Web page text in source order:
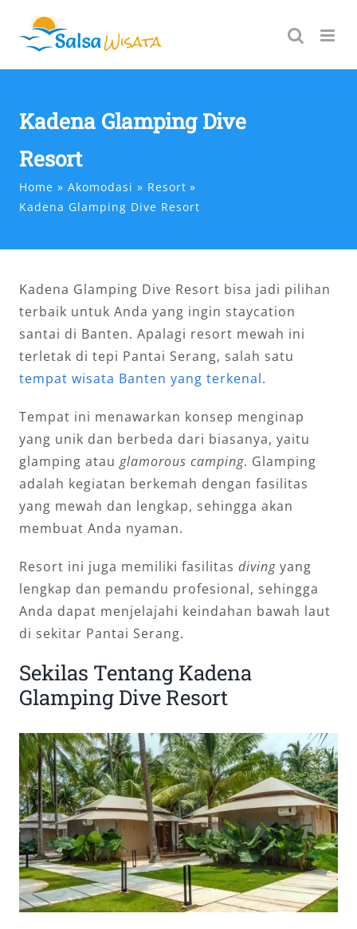
content
Kadena Glamping Dive
Resort
Home Akomodasi
Resort
Kadena Glamping Dive Resort
Kadena Glamping Dive Resort bisa jadi pilihan
terbaik untuk Anda yang ingin staycation
santai di Banten. Apalagi resort mewah ini
terletak di tepi Pantai Serang, salah satu
tempat wisata Banten yang terkenal.
Tempat ini menawarkan konsep menginap
yang unik dan berbeda dari biasanya, yaitu
glamping atau glamorous camping. Glamping
adalah kegiatan berkemah dengan fasilitas
yang mewah dan lengkap, sehingga akan
membuat Anda nyaman.
Resort ini juga memiliki fasilitas divingyang
lengkap dan pemandu profesional, sehingga
Anda dapat menjelajahi keindahan bawah laut
di sekitar Pantai Serang.
Sekilas Tentang Kadena
Glamping Dive Resort